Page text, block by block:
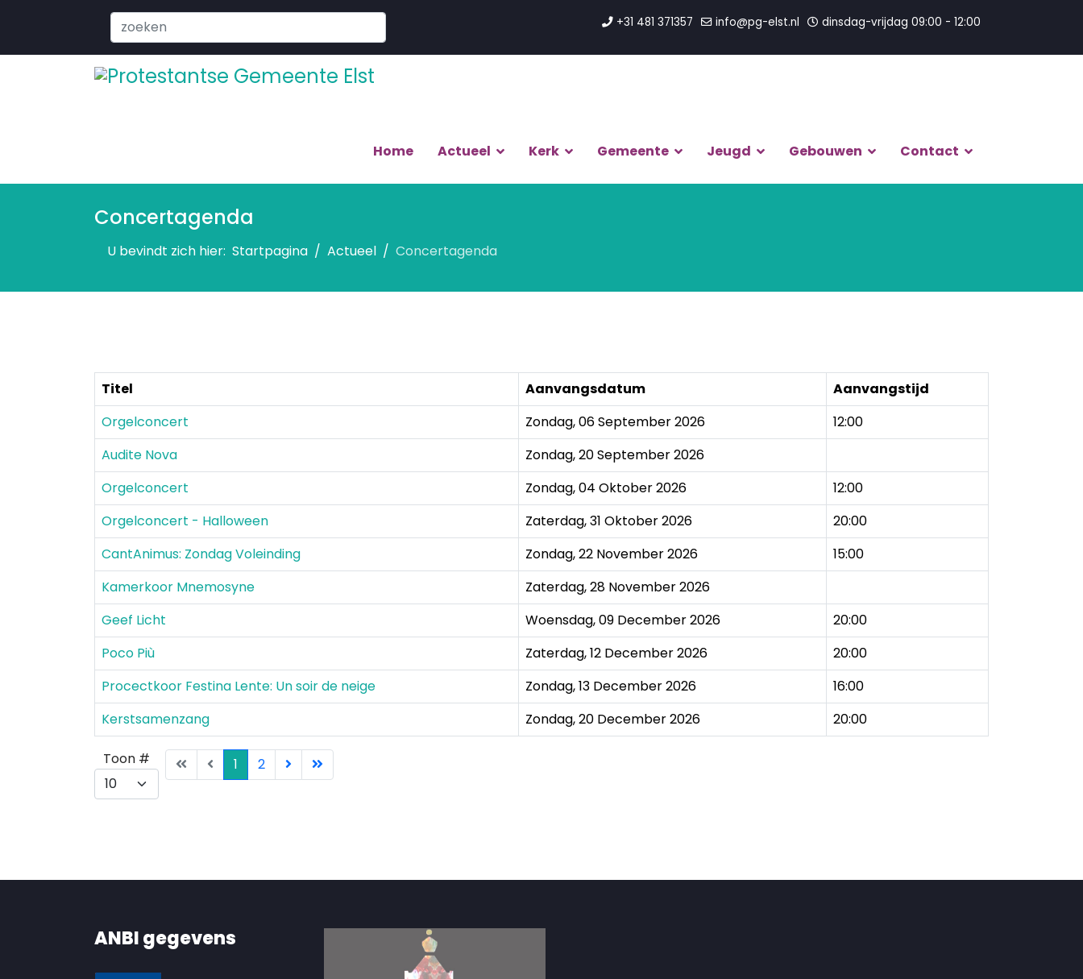
Search
...
+31 481 371357 info@pg-elst.nl dinsdag-vrijdag 09:00 - 12:00
Home Actueel Kerk Gemeente Jeugd Gebouwen Contact
Concertagenda
U bevindt zich hier: Startpagina Actueel Concertagenda
Titel Aanvangsdatum
Aanvangstijd
Orgelconcert
Zondag, 06 September 2026
12:00
Audite Nova
Zondag, 20 September 2026
Orgelconcert
Zondag, 04 Oktober 2026
12:00
Orgelconcert - Halloween
Zaterdag, 31 Oktober 2026
20:00
CantAnimus: Zondag Voleinding
Zondag, 22 November 2026
15:00
Kamerkoor Mnemosyne
Zaterdag, 28 November 2026
Geef Licht
Woensdag, 09 December 2026
20:00
Poco Più
Zaterdag, 12 December 2026
20:00
Procectkoor Festina Lente: Un soir de neige
Zondag, 13 December 2026
16:00
Kerstsamenzang
Zondag, 20 December 2026 20:00
Pagination List Limit
Toon # 1 2
ANBI gegevens